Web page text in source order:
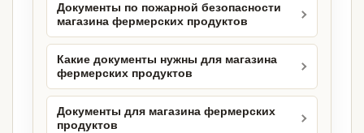
Документы по пожарной безопасности
магазина фермерских продуктов
Какие документы нужны для магазина
фермерских продуктов
Документы для магазина фермерских
продуктов